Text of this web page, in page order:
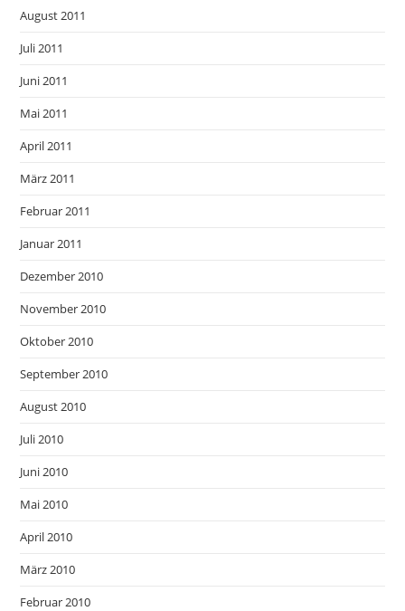
August 2011
Juli 2011
Juni 2011
Mai 2011
April 2011
März 2011
Februar 2011
Januar 2011
Dezember 2010
November 2010
Oktober 2010
September 2010
August 2010
Juli 2010
Juni 2010
Mai 2010
April 2010
März 2010
Februar 2010